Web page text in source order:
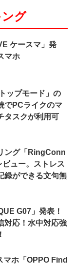
ング
ケースマ」発
マホ
ップモード」の
でPCライクのマ
タスクが利用可
ング「RingConn
ュー。ストレス
録ができる文句無
G07」発表！
対応！水中対応強
マホ「OPPO Find